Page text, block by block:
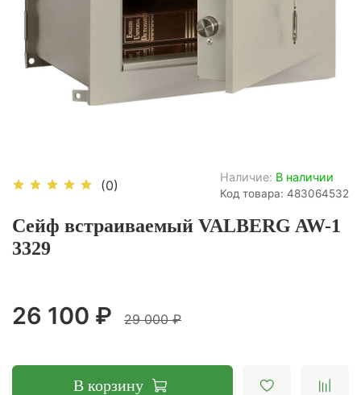
(0)
Наличие: В наличии
Код товара: 483064532
Сейф встраиваемый VALBERG AW-1
3329
26 100 ₽ 29 000 ₽
В корзину